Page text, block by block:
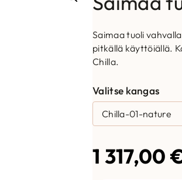
Saimaa tuoli
pitkällä käyttöiällä.
Chilla.
Valitse kangas
1 317,00